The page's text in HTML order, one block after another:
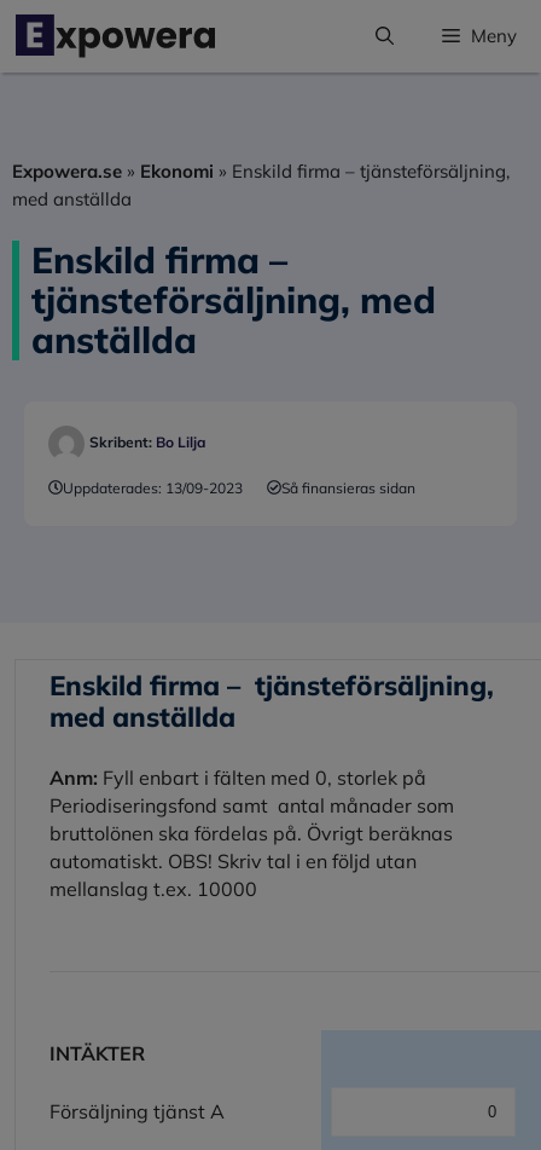
Hoppa
innehåll
Meny
Expowera.se » Ekonomi » Enskild firma – tjänsteförsäljning,
med anställda
Enskild firma –
tjänsteförsäljning, med
anställda
Skribent: Bo Lilja
Uppdaterades: 13/09-2023 Så finansieras sidan
Enskild firma – tjänsteförsäljning,
med anställda
Anm: Fyll enbart i fälten med 0, storlek på
Periodiseringsfond samt antal månader som
bruttolönen ska fördelas på. Övrigt beräknas
automatiskt. OBS! Skriv tal i en följd utan
mellanslag t.ex. 10000
INTÄKTER
Försäljning tjänst A